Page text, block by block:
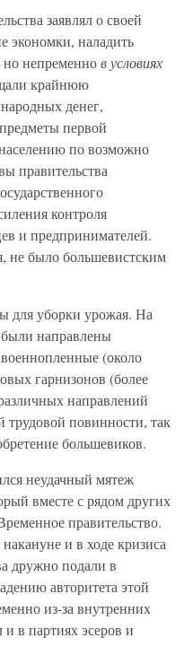
заявлял о своей
экономки, наладить
но непременнов условиях
крайнюю
денег,
первой
по возможно
правительства
контроля
и предпринимателей.
не было большевистским
для уборки урожая. На
были направлены
(около
гарнизонов (более
направлений
трудовой повинности, так
большевиков.
неудачный мятеж
вместе с рядом других
правительство.
и в ходе кризиса
дружно подали в
авторитета этой
из-за внутренних
и в партиях эсеров и